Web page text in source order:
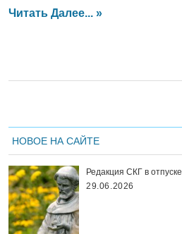
Читать Далее... »
НОВОЕ НА САЙТЕ
Редакция СКГ в отпуске
29.06.2026